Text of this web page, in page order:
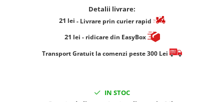
Detalii livrare:
21 lei - Livrare prin curier rapid
21 lei - ridicare din EasyBox
​​​​​​Transport Gratuit la comenzi peste 300 Lei
IN STOC